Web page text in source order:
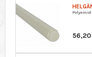
Polyamid
56,20